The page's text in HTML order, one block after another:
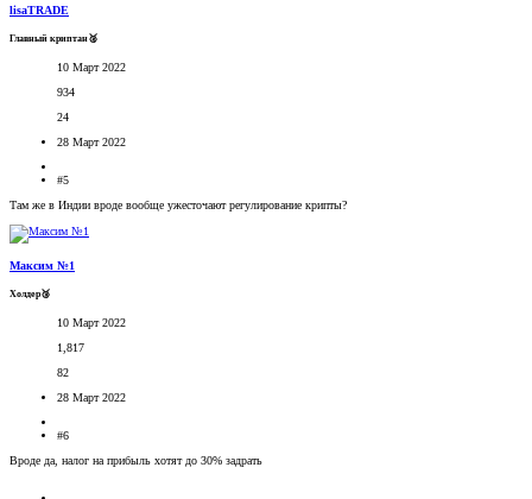
lisaTRADE
Главный криптан🥈
10 Март 2022
934
24
28 Март 2022
#5
Там же в Индии вроде вообще ужесточают регулирование крипты?
Максим №1
Холдер🥉
10 Март 2022
1,817
82
28 Март 2022
#6
Вроде да, налог на прибыль хотят до 30% задрать